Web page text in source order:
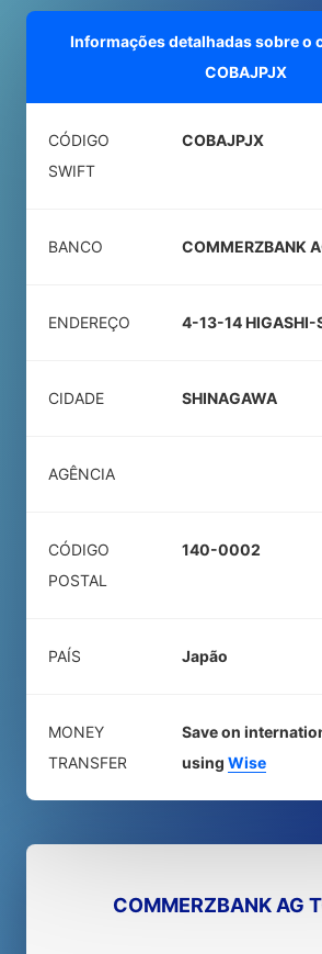
Informações detalhadas sobre o
COBAJPJX
CÓDIGO
SWIFT
COBAJPJX
BANCO COMMERZBANK
ENDEREÇO 4-13-14 HIGASHI-
CIDADE SHINAGAWA
AGÊNCIA
CÓDIGO
POSTAL
140-0002
PAÍS Japão
MONEY
TRANSFER
Save on
using Wise
COMMERZBANK AG